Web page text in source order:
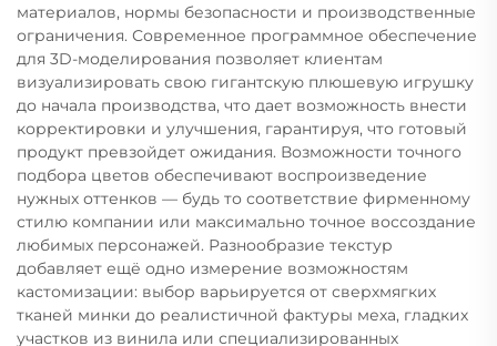
материалов, нормы безопасности и производственные
ограничения. Современное программное обеспечение
для 3D-моделирования позволяет клиентам
визуализировать свою гигантскую плюшевую игрушку
до начала производства, что дает возможность внести
корректировки и улучшения, гарантируя, что готовый
продукт превзойдет ожидания. Возможности точного
подбора цветов обеспечивают воспроизведение
нужных оттенков — будь то соответствие фирменному
стилю компании или максимально точное воссоздание
любимых персонажей. Разнообразие текстур
добавляет ещё одно измерение возможностям
кастомизации: выбор варьируется от сверхмягких
тканей минки до реалистичной фактуры меха, гладких
участков из винила или специализированных